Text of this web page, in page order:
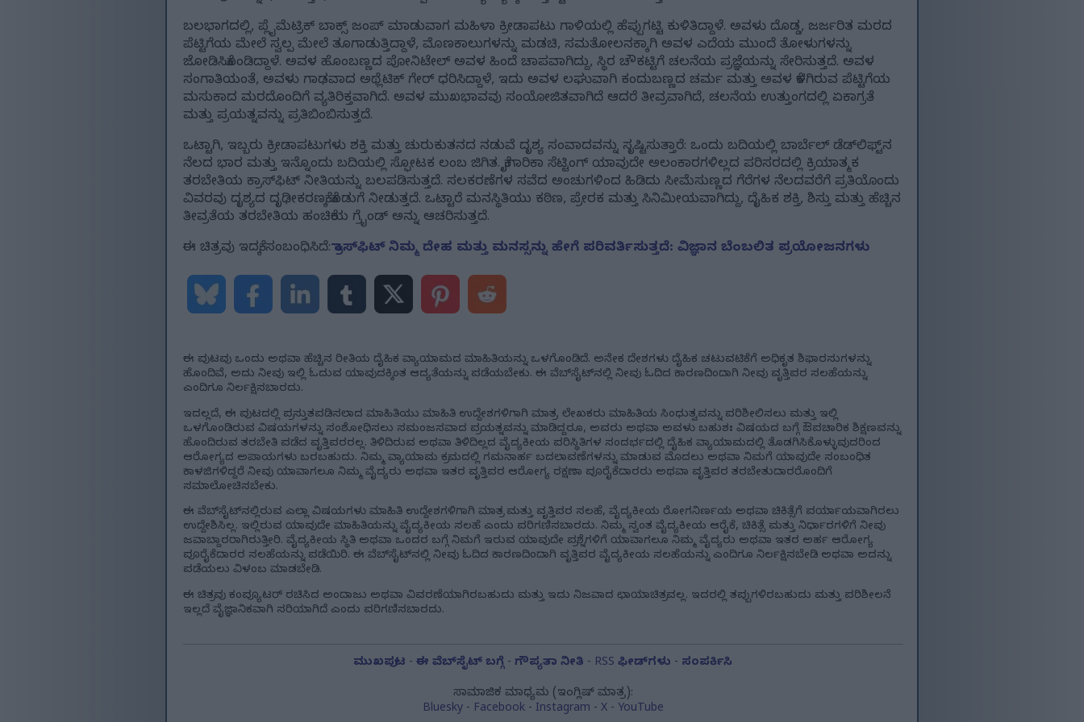
ಬಲಭಾಗದಲ್ಲಿ, ಪ್ಲೈಮೆಟ್ರಿಕ್ ಬಾಕ್ಸ್ ಜಂಪ್ ಮಾಡುವಾಗ ಮಹಿಳಾ ಕ್ರೀಡಾಪಟು ಗಾಳಿಯಲ್ಲಿ ಹೆಪ್ಪುಗಟ್ಟಿ ಕುಳಿತಿದ್ದಾಳೆ. ಅವಳು ದೊಡ್ಡ, ಜರ್ಜರಿತ ಮರದ
ಪೆಟ್ಟಿಗೆಯ ಮೇಲೆ ಸ್ವಲ್ಪ ಮೇಲೆ ತೂಗಾಡುತ್ತಿದ್ದಾಳೆ, ಮೊಣಕಾಲುಗಳನ್ನು ಮಡಚಿ, ಸಮತೋಲನಕ್ಕಾಗಿ ಅವಳ ಎದೆಯ ಮುಂದೆ ತೋಳುಗಳನ್ನು
ಜೋಡಿಸಿಕೊಂಡಿದ್ದಾಳೆ. ಅವಳ ಹೊಂಬಣ್ಣದ ಪೋನಿಟೇಲ್ ಅವಳ ಹಿಂದೆ ಚಾಪವಾಗಿದ್ದು, ಸ್ಥಿರ ಚೌಕಟ್ಟಿಗೆ ಚಲನೆಯ ಪ್ರಜ್ಞೆಯನ್ನು ಸೇರಿಸುತ್ತದೆ. ಅವಳ
ಸಂಗಾತಿಯಂತೆ, ಅವಳು ಗಾಢವಾದ ಅಥ್ಲೆಟಿಕ್ ಗೇರ್ ಧರಿಸಿದ್ದಾಳೆ, ಇದು ಅವಳ ಲಘುವಾಗಿ ಕಂದುಬಣ್ಣದ ಚರ್ಮ ಮತ್ತು ಅವಳ ಕೆಳಗಿರುವ ಪೆಟ್ಟಿಗೆಯ
ಮಸುಕಾದ ಮರದೊಂದಿಗೆ ವ್ಯತಿರಿಕ್ತವಾಗಿದೆ. ಅವಳ ಮುಖಭಾವವು ಸಂಯೋಜಿತವಾಗಿದೆ ಆದರೆ ತೀವ್ರವಾಗಿದೆ, ಚಲನೆಯ ಉತ್ತುಂಗದಲ್ಲಿ ಏಕಾಗ್ರತೆ
ಮತ್ತು ಪ್ರಯತ್ನವನ್ನು ಪ್ರತಿಬಿಂಬಿಸುತ್ತದೆ.
ಒಟ್ಟಾಗಿ, ಇಬ್ಬರು ಕ್ರೀಡಾಪಟುಗಳು ಶಕ್ತಿ ಮತ್ತು ಚುರುಕುತನದ ನಡುವೆ ದೃಶ್ಯ ಸಂವಾದವನ್ನು ಸೃಷ್ಟಿಸುತ್ತಾರೆ: ಒಂದು ಬದಿಯಲ್ಲಿ ಬಾರ್ಬೆಲ್ ಡೆಡ್‌ಲಿಫ್ಟ್‌ನ
ನೆಲದ ಭಾರ ಮತ್ತು ಇನ್ನೊಂದು ಬದಿಯಲ್ಲಿ ಸ್ಫೋಟಕ ಲಂಬ ಜಿಗಿತ. ಕೈಗಾರಿಕಾ ಸೆಟ್ಟಿಂಗ್ ಯಾವುದೇ ಅಲಂಕಾರಗಳಿಲ್ಲದ ಪರಿಸರದಲ್ಲಿ ಕ್ರಿಯಾತ್ಮಕ
ತರಬೇತಿಯ ಕ್ರಾಸ್‌ಫಿಟ್ ನೀತಿಯನ್ನು ಬಲಪಡಿಸುತ್ತದೆ. ಸಲಕರಣೆಗಳ ಸವೆದ ಅಂಚುಗಳಿಂದ ಹಿಡಿದು ಸೀಮೆಸುಣ್ಣದ ಗೆರೆಗಳ ನೆಲದವರೆಗೆ ಪ್ರತಿಯೊಂದು
ವಿವರವು ದೃಶ್ಯದ ದೃಢೀಕರಣಕ್ಕೆ ಕೊಡುಗೆ ನೀಡುತ್ತದೆ. ಒಟ್ಟಾರೆ ಮನಸ್ಥಿತಿಯು ಕಠಿಣ, ಪ್ರೇರಕ ಮತ್ತು ಸಿನಿಮೀಯವಾಗಿದ್ದು, ದೈಹಿಕ ಶಕ್ತಿ, ಶಿಸ್ತು ಮತ್ತು ಹೆಚ್ಚಿನ
ತೀವ್ರತೆಯ ತರಬೇತಿಯ ಹಂಚಿಕೆಯ ಗ್ರೈಂಡ್ ಅನ್ನು ಆಚರಿಸುತ್ತದೆ.
ಈ ಚಿತ್ರವು ಇದಕ್ಕೆ ಸಂಬಂಧಿಸಿದೆ:ಕ್ರಾಸ್‌ಫಿಟ್ ನಿಮ್ಮ ದೇಹ ಮತ್ತು ಮನಸ್ಸನ್ನು ಹೇಗೆ ಪರಿವರ್ತಿಸುತ್ತದೆ: ವಿಜ್ಞಾನ ಬೆಂಬಲಿತ ಪ್ರಯೋಜನಗಳು
ಈ ಪುಟವು ಒಂದು ಅಥವಾ ಹೆಚ್ಚಿನ ರೀತಿಯ ದೈಹಿಕ ವ್ಯಾಯಾಮದ ಮಾಹಿತಿಯನ್ನು ಒಳಗೊಂಡಿದೆ. ಅನೇಕ ದೇಶಗಳು ದೈಹಿಕ ಚಟುವಟಿಕೆಗೆ ಅಧಿಕೃತ ಶಿಫಾರಸುಗಳನ್ನು
ಹೊಂದಿವೆ, ಅದು ನೀವು ಇಲ್ಲಿ ಓದುವ ಯಾವುದಕ್ಕಿಂತ ಆದ್ಯತೆಯನ್ನು ಪಡೆಯಬೇಕು. ಈ ವೆಬ್‌ಸೈಟ್‌ನಲ್ಲಿ ನೀವು ಓದಿದ ಕಾರಣದಿಂದಾಗಿ ನೀವು ವೃತ್ತಿಪರ ಸಲಹೆಯನ್ನು
ಎಂದಿಗೂ ನಿರ್ಲಕ್ಷಿಸಬಾರದು.
ಇದಲ್ಲದೆ, ಈ ಪುಟದಲ್ಲಿ ಪ್ರಸ್ತುತಪಡಿಸಲಾದ ಮಾಹಿತಿಯು ಮಾಹಿತಿ ಉದ್ದೇಶಗಳಿಗಾಗಿ ಮಾತ್ರ. ಲೇಖಕರು ಮಾಹಿತಿಯ ಸಿಂಧುತ್ವವನ್ನು ಪರಿಶೀಲಿಸಲು ಮತ್ತು ಇಲ್ಲಿ
ಒಳಗೊಂಡಿರುವ ವಿಷಯಗಳನ್ನು ಸಂಶೋಧಿಸಲು ಸಮಂಜಸವಾದ ಪ್ರಯತ್ನವನ್ನು ಮಾಡಿದ್ದರೂ, ಅವರು ಅಥವಾ ಅವಳು ಬಹುಶಃ ವಿಷಯದ ಬಗ್ಗೆ ಔಪಚಾರಿಕ ಶಿಕ್ಷಣವನ್ನು
ಹೊಂದಿರುವ ತರಬೇತಿ ಪಡೆದ ವೃತ್ತಿಪರರಲ್ಲ. ತಿಳಿದಿರುವ ಅಥವಾ ತಿಳಿದಿಲ್ಲದ ವೈದ್ಯಕೀಯ ಪರಿಸ್ಥಿತಿಗಳ ಸಂದರ್ಭದಲ್ಲಿ ದೈಹಿಕ ವ್ಯಾಯಾಮದಲ್ಲಿ ತೊಡಗಿಸಿಕೊಳ್ಳುವುದರಿಂದ
ಆರೋಗ್ಯದ ಅಪಾಯಗಳು ಬರಬಹುದು. ನಿಮ್ಮ ವ್ಯಾಯಾಮ ಕ್ರಮದಲ್ಲಿ ಗಮನಾರ್ಹ ಬದಲಾವಣೆಗಳನ್ನು ಮಾಡುವ ಮೊದಲು ಅಥವಾ ನಿಮಗೆ ಯಾವುದೇ ಸಂಬಂಧಿತ
ಕಾಳಜಿಗಳಿದ್ದರೆ ನೀವು ಯಾವಾಗಲೂ ನಿಮ್ಮ ವೈದ್ಯರು ಅಥವಾ ಇತರ ವೃತ್ತಿಪರ ಆರೋಗ್ಯ ರಕ್ಷಣಾ ಪೂರೈಕೆದಾರರು ಅಥವಾ ವೃತ್ತಿಪರ ತರಬೇತುದಾರರೊಂದಿಗೆ
ಸಮಾಲೋಚಿಸಬೇಕು.
ಈ ವೆಬ್‌ಸೈಟ್‌ನಲ್ಲಿರುವ ಎಲ್ಲಾ ವಿಷಯಗಳು ಮಾಹಿತಿ ಉದ್ದೇಶಗಳಿಗಾಗಿ ಮಾತ್ರ ಮತ್ತು ವೃತ್ತಿಪರ ಸಲಹೆ, ವೈದ್ಯಕೀಯ ರೋಗನಿರ್ಣಯ ಅಥವಾ ಚಿಕಿತ್ಸೆಗೆ ಪರ್ಯಾಯವಾಗಿರಲು
ಉದ್ದೇಶಿಸಿಲ್ಲ. ಇಲ್ಲಿರುವ ಯಾವುದೇ ಮಾಹಿತಿಯನ್ನು ವೈದ್ಯಕೀಯ ಸಲಹೆ ಎಂದು ಪರಿಗಣಿಸಬಾರದು. ನಿಮ್ಮ ಸ್ವಂತ ವೈದ್ಯಕೀಯ ಆರೈಕೆ, ಚಿಕಿತ್ಸೆ ಮತ್ತು ನಿರ್ಧಾರಗಳಿಗೆ ನೀವು
ಜವಾಬ್ದಾರರಾಗಿರುತ್ತೀರಿ. ವೈದ್ಯಕೀಯ ಸ್ಥಿತಿ ಅಥವಾ ಒಂದರ ಬಗ್ಗೆ ನಿಮಗೆ ಇರುವ ಯಾವುದೇ ಪ್ರಶ್ನೆಗಳಿಗೆ ಯಾವಾಗಲೂ ನಿಮ್ಮ ವೈದ್ಯರು ಅಥವಾ ಇತರ ಅರ್ಹ ಆರೋಗ್ಯ
ಪೂರೈಕೆದಾರರ ಸಲಹೆಯನ್ನು ಪಡೆಯಿರಿ. ಈ ವೆಬ್‌ಸೈಟ್‌ನಲ್ಲಿ ನೀವು ಓದಿದ ಕಾರಣದಿಂದಾಗಿ ವೃತ್ತಿಪರ ವೈದ್ಯಕೀಯ ಸಲಹೆಯನ್ನು ಎಂದಿಗೂ ನಿರ್ಲಕ್ಷಿಸಬೇಡಿ ಅಥವಾ ಅದನ್ನು
ಪಡೆಯಲು ವಿಳಂಬ ಮಾಡಬೇಡಿ.
ಈ ಚಿತ್ರವು ಕಂಪ್ಯೂಟರ್ ರಚಿಸಿದ ಅಂದಾಜು ಅಥವಾ ವಿವರಣೆಯಾಗಿರಬಹುದು ಮತ್ತು ಇದು ನಿಜವಾದ ಛಾಯಾಚಿತ್ರವಲ್ಲ. ಇದರಲ್ಲಿ ತಪ್ಪುಗಳಿರಬಹುದು ಮತ್ತು ಪರಿಶೀಲನೆ
ಇಲ್ಲದೆ ವೈಜ್ಞಾನಿಕವಾಗಿ ಸರಿಯಾಗಿದೆ ಎಂದು ಪರಿಗಣಿಸಬಾರದು.
ಮುಖಪುಟ -ಈ ವೆಬ್‌ಸೈಟ್ ಬಗ್ಗೆ- ಗೌಪ್ಯತಾ ನೀತಿ - RSS ಫೀಡ್‌ಗಳು - ಸಂಪರ್ಕಿಸಿ
ಸಾಮಾಜಿಕ ಮಾಧ್ಯಮ (ಇಂಗ್ಲಿಷ್ ಮಾತ್ರ):
Bluesky- Facebook- Instagram - X- YouTube